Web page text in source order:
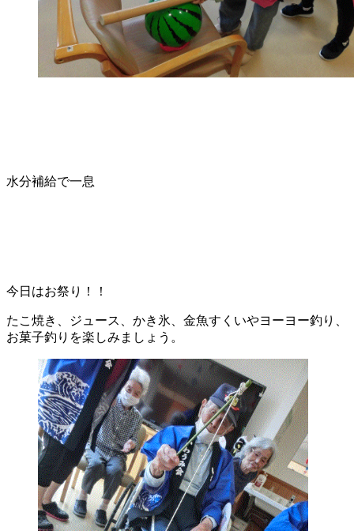
水分補給で一息
今日はお祭り！！
たこ焼き、ジュース、かき氷、金魚すくいやヨーヨー釣り、
お菓子釣りを楽しみましょう。